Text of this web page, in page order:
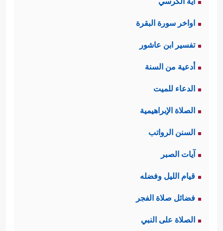
اواخر سورة البقرة
تفسير ابن عاشور
أدعية من السنة
الدعاء للميت
الصلاة الإبراهيمية
السنن الرواتب
آيات الصبر
قيام الليل وفضله
فضائل صلاة الفجر
الصلاة على النبي